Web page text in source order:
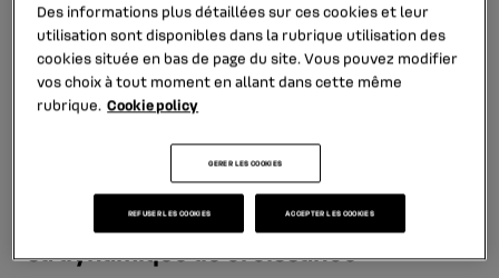
Résultats du premier semestre 2026 :
Mobilize Financial Services poursuit
sa dynamique de croissance
Des informations plus détaillées sur ces cookies et leur
utilisation sont disponibles dans la rubrique utilisation des
cookiessituée en bas de page du site. Vous pouvez modifier
vos choix à tout moment en allant dans cette même
rubrique. Cookie policy
GERER LES COOKIES
REFUSER LES COOKIES ACCEPTER LES COOKIES